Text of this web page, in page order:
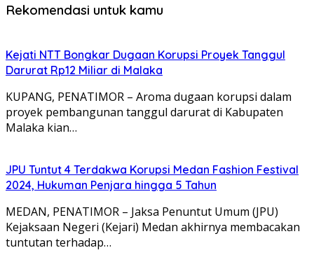
Rekomendasi untuk kamu
Kejati NTT Bongkar Dugaan Korupsi Proyek Tanggul
Darurat Rp12 Miliar di Malaka
KUPANG, PENATIMOR – Aroma dugaan korupsi dalam
proyek pembangunan tanggul darurat di Kabupaten
Malaka kian…
JPU Tuntut 4 Terdakwa Korupsi Medan Fashion Festival
2024, Hukuman Penjara hingga 5 Tahun
MEDAN, PENATIMOR – Jaksa Penuntut Umum (JPU)
Kejaksaan Negeri (Kejari) Medan akhirnya membacakan
tuntutan terhadap…